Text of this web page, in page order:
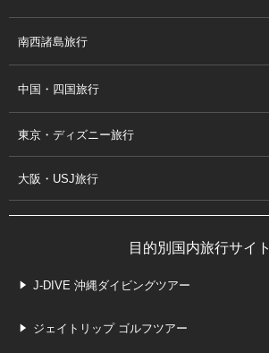
南西諸島旅行
中国・四国旅行
東京・ディズニー旅行
大阪・USJ旅行
目的別国内旅行サイト
J-DIVE 沖縄ダイビングツアー
ジェイトリップ ゴルフツアー